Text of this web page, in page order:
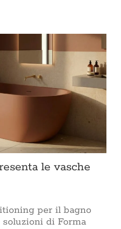
le vasche
per il bagno
soluzioni di Forma